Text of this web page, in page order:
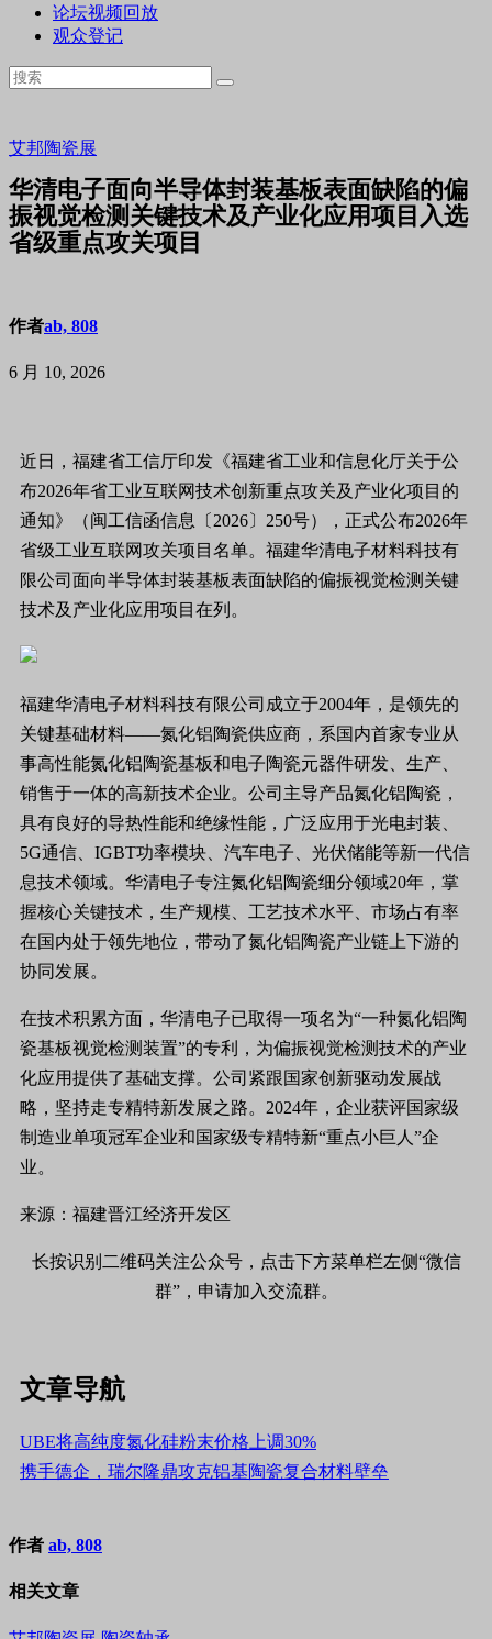
论坛视频回放
观众登记
艾邦陶瓷展
华清电子面向半导体封装基板表面缺陷的偏
振视觉检测关键技术及产业化应用项目入选
省级重点攻关项目
作者ab, 808
6 月 10, 2026
近日，福建省工信厅印发《福建省工业和信息化厅关于公
布2026年省工业互联网技术创新重点攻关及产业化项目的
通知》（闽工信函信息〔2026〕250号），正式公布2026年
省级工业互联网攻关项目名单。福建华清电子材料科技有
限公司面向半导体封装基板表面缺陷的偏振视觉检测关键
技术及产业化应用项目在列。
福建华清电子材料科技有限公司成立于2004年，是领先的
关键基础材料——氮化铝陶瓷供应商，系国内首家专业从
事高性能氮化铝陶瓷基板和电子陶瓷元器件研发、生产、
销售于一体的高新技术企业。公司主导产品氮化铝陶瓷，
具有良好的导热性能和绝缘性能，广泛应用于光电封装、
5G通信、IGBT功率模块、汽车电子、光伏储能等新一代信
息技术领域。华清电子专注氮化铝陶瓷细分领域20年，掌
握核心关键技术，生产规模、工艺技术水平、市场占有率
在国内处于领先地位，带动了氮化铝陶瓷产业链上下游的
协同发展。
在技术积累方面，华清电子已取得一项名为“一种氮化铝陶
瓷基板视觉检测装置”的专利，为偏振视觉检测技术的产业
化应用提供了基础支撑。公司紧跟国家创新驱动发展战
略，坚持走专精特新发展之路。2024年，企业获评国家级
制造业单项冠军企业和国家级专精特新“重点小巨人”企
业。
来源：福建晋江经济开发区
长按识别二维码关注公众号，点击下方菜单栏左侧“微信
群”，申请加入交流群。
文章导航
UBE将高纯度氮化硅粉末价格上调30%
携手德企，瑞尔隆鼎攻克铝基陶瓷复合材料壁垒
作者 ab, 808
相关文章